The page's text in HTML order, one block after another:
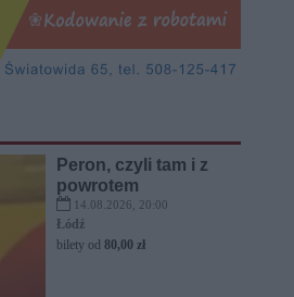
Peron, czyli tam i z
powrotem
14.08.2026, 20:00
Łódź
bilety od 80,00 zł